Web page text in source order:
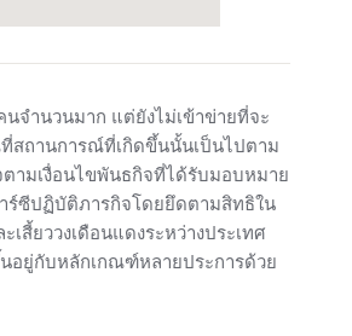
จำนวนมาก แต่ยังไม่เข้าข่ายที่จะ
สถานการณ์ที่เกิดขึ้นนั้นเป็นไปตาม
ามเงื่อนไขพันธกิจที่ได้รับมอบหมาย
ร์ซีปฏิบัติภารกิจโดยยึดตามสิทธิใน
สี้ยววงเดือนแดงระหว่างประเทศ
อยู่กับหลักเกณฑ์หลายประการด้วย